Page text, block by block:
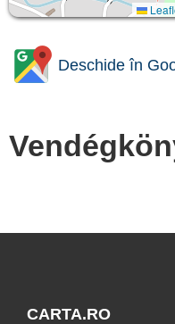
Deschide în
CARTA.RO